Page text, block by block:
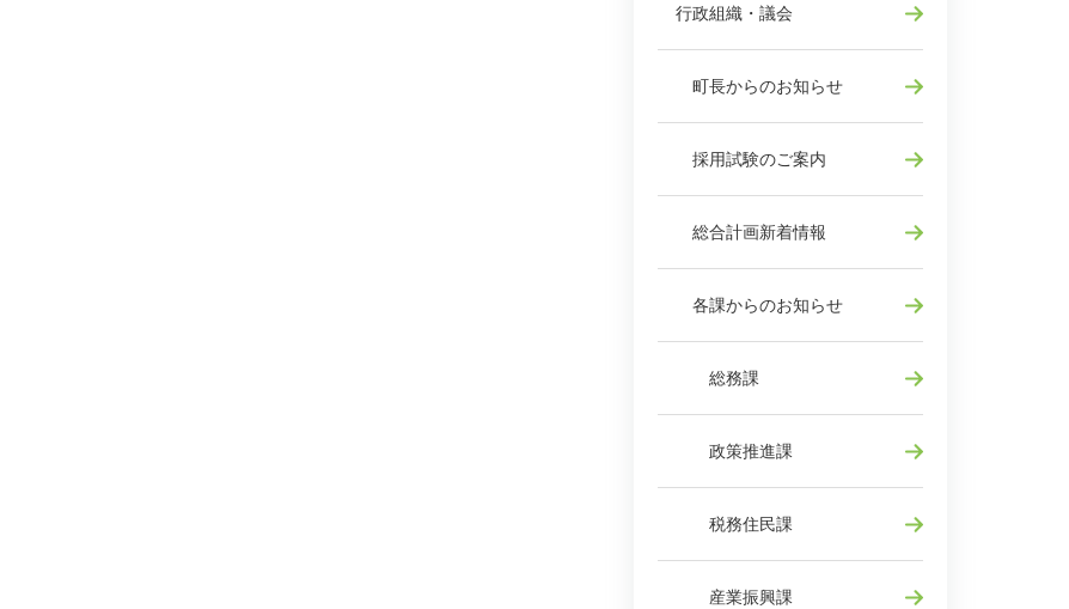
行政組織・議会
町長からのお知らせ
採用試験のご案内
総合計画新着情報
各課からのお知らせ
総務課
政策推進課
税務住民課
産業振興課